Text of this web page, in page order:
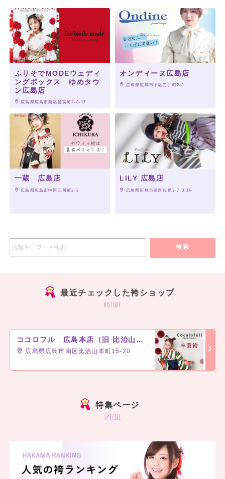
ふりそでMODEウェディ
ングボックス ゆめタウ
ン広島店
広島県広島市南区皆実町2-8-17
オンディーヌ広島店
広島県広島市中区三川町2-3
一蔵 広島店
広島県広島市中区三川町2-3
LILY 広島店
広島県広島市南区段原3-7-3-1F
検索
最近チェックした袴ショップ
history
ココロフル 広島本店（旧 比治山店）
広島県広島市南区比治山本町15-20
特集ページ
special